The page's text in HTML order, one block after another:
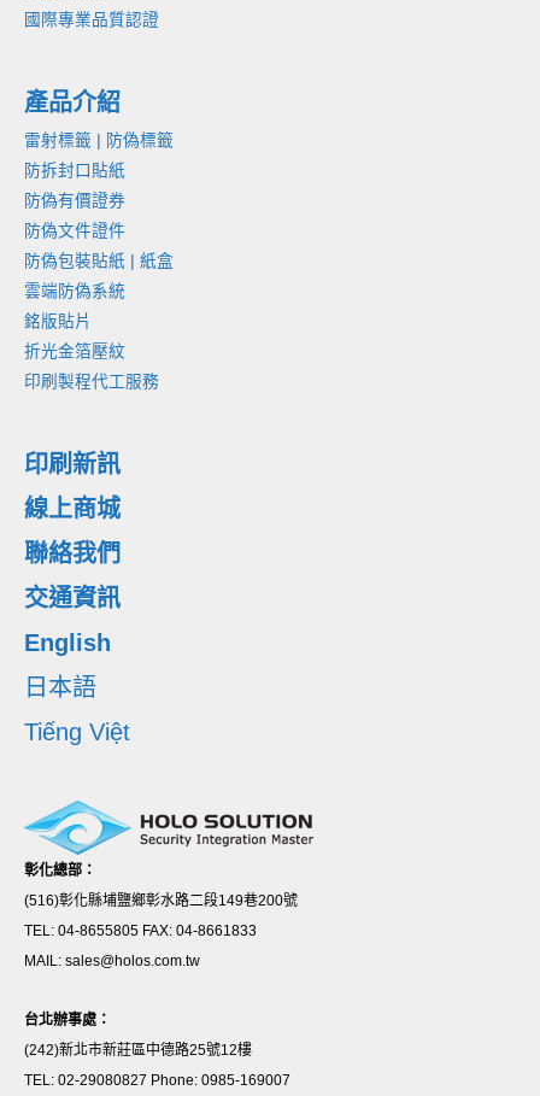
國際專業品質認證
產品介紹
雷射標籤 | 防偽標籤
防拆封口貼紙
防偽有價證券
防偽文件證件
防偽包裝貼紙 | 紙盒
雲端防偽系統
銘版貼片
折光金箔壓紋
印刷製程代工服務
印刷新訊
線上商城
聯絡我們
交通資訊
English
日本語
Tiếng Việt
彰化總部：
(516)彰化縣埔鹽鄉彰水路二段149巷200號
TEL: 04-8655805 FAX: 04-8661833
MAIL: sales@holos.com.tw
台北辦事處：
(242)新北市新莊區中德路25號12樓
TEL: 02-29080827 Phone: 0985-169007